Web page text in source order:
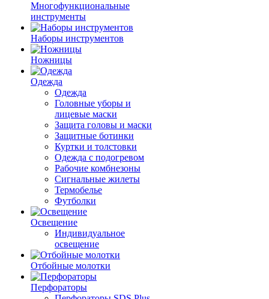
Многофункциональные
инструменты
Наборы инструментов
Ножницы
Одежда
Одежда
Головные уборы и
лицевые маски
Защита головы и маски
Защитные ботинки
Куртки и толстовки
Одежда с подогревом
Рабочие комбнезоны
Сигнальные жилеты
Термобелье
Футболки
Освещение
Индивидуальное
освещение
Отбойные молотки
Перфораторы